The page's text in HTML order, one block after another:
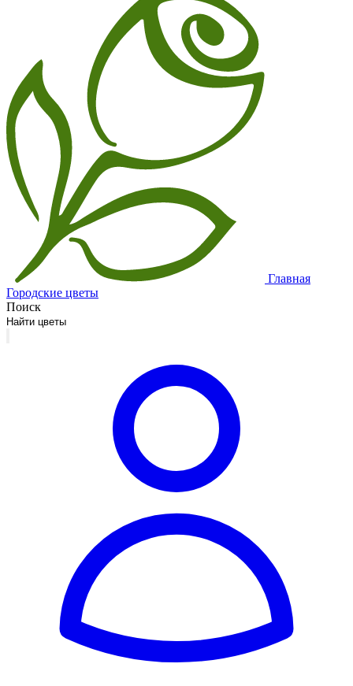
Главная
Городские цветы
Поиск